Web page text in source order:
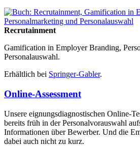
Recrutainment
Gamification in Employer Branding,
Personalauswahl.
Erhältlich bei Springer-Gabler.
Online-Assessment
Unsere eignungsdiagnostischen Online-
bereits früh in der Personalvorauswahl
Informationen über Bewerber. Und die
dabei auch nicht zu kurz.